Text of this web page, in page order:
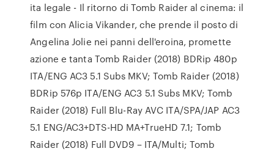
ita legale - Il ritorno di Tomb Raider al cinema: il
film con Alicia Vikander, che prende il posto di
Angelina Jolie nei panni dell'eroina, promette
azione e tanta Tomb Raider (2018) BDRip 480p
ITA/ENG AC3 5.1 Subs MKV; Tomb Raider (2018)
BDRip 576p ITA/ENG AC3 5.1 Subs MKV; Tomb
Raider (2018) Full Blu-Ray AVC ITA/SPA/JAP AC3
5.1 ENG/AC3+DTS-HD MA+TrueHD 7.1; Tomb
Raider (2018) Full DVD9 – ITA/Multi; Tomb